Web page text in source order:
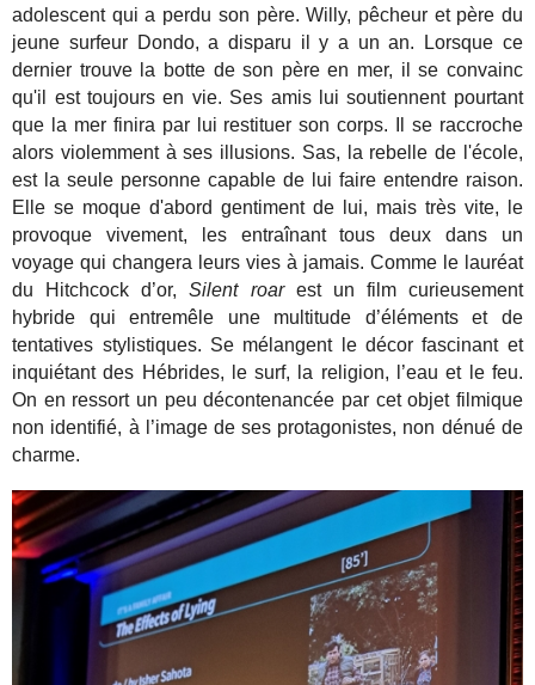
adolescent qui a perdu son père. Willy, pêcheur et père du
jeune surfeur Dondo, a disparu il y a un an. Lorsque ce
dernier trouve la botte de son père en mer, il se convainc
qu'il est toujours en vie. Ses amis lui soutiennent pourtant
que la mer finira par lui restituer son corps. Il se raccroche
alors violemment à ses illusions. Sas, la rebelle de l'école,
est la seule personne capable de lui faire entendre raison.
Elle se moque d'abord gentiment de lui, mais très vite, le
provoque vivement, les entraînant tous deux dans un
voyage qui changera leurs vies à jamais. Comme le lauréat
du Hitchcock d’or,Silent roarest un film curieusement
hybride qui entremêle une multitude d’éléments et de
tentatives stylistiques. Se mélangent le décor fascinant et
inquiétant des Hébrides, le surf, la religion, l’eau et le feu.
On en ressort un peu décontenancée par cet objet filmique
non identifié, à l’image de ses protagonistes, non dénué de
charme.